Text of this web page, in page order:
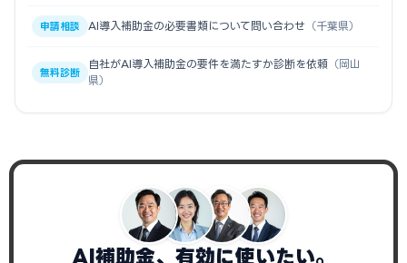
申請相談 AI導入補助金の必要書類について問い合わせ （千葉県）
無料診断
自社がAI導入補助金の要件を満たすか診断を依頼 （岡山
県）
AI補助金、有効に使いたい。